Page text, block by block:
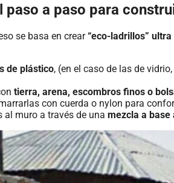
paso a paso para
se basa en crear“eco-ladrillos”
de plástico, (en el caso de las de
tierra, arena, escombros finos o
con cuerda o nylon para
al muro a través de una mezcla a